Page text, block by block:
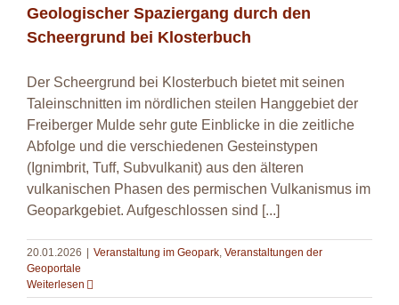
Geologischer Spaziergang durch den
Scheergrund bei Klosterbuch
Der Scheergrund bei Klosterbuch bietet mit seinen
Taleinschnitten im nördlichen steilen Hanggebiet der
Freiberger Mulde sehr gute Einblicke in die zeitliche
Abfolge und die verschiedenen Gesteinstypen
(Ignimbrit, Tuff, Subvulkanit) aus den älteren
vulkanischen Phasen des permischen Vulkanismus im
Geoparkgebiet. Aufgeschlossen sind [...]
20.01.2026 | Veranstaltung im Geopark Veranstaltungen der
Geoportale
Weiterlesen